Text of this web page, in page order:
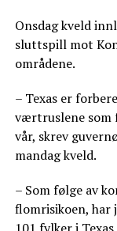
Onsdag kveld
sluttspill mot
områdene.
– Texas er
værtruslene som
vår, skrev
mandag kveld.
– Som følge av
flomrisikoen,